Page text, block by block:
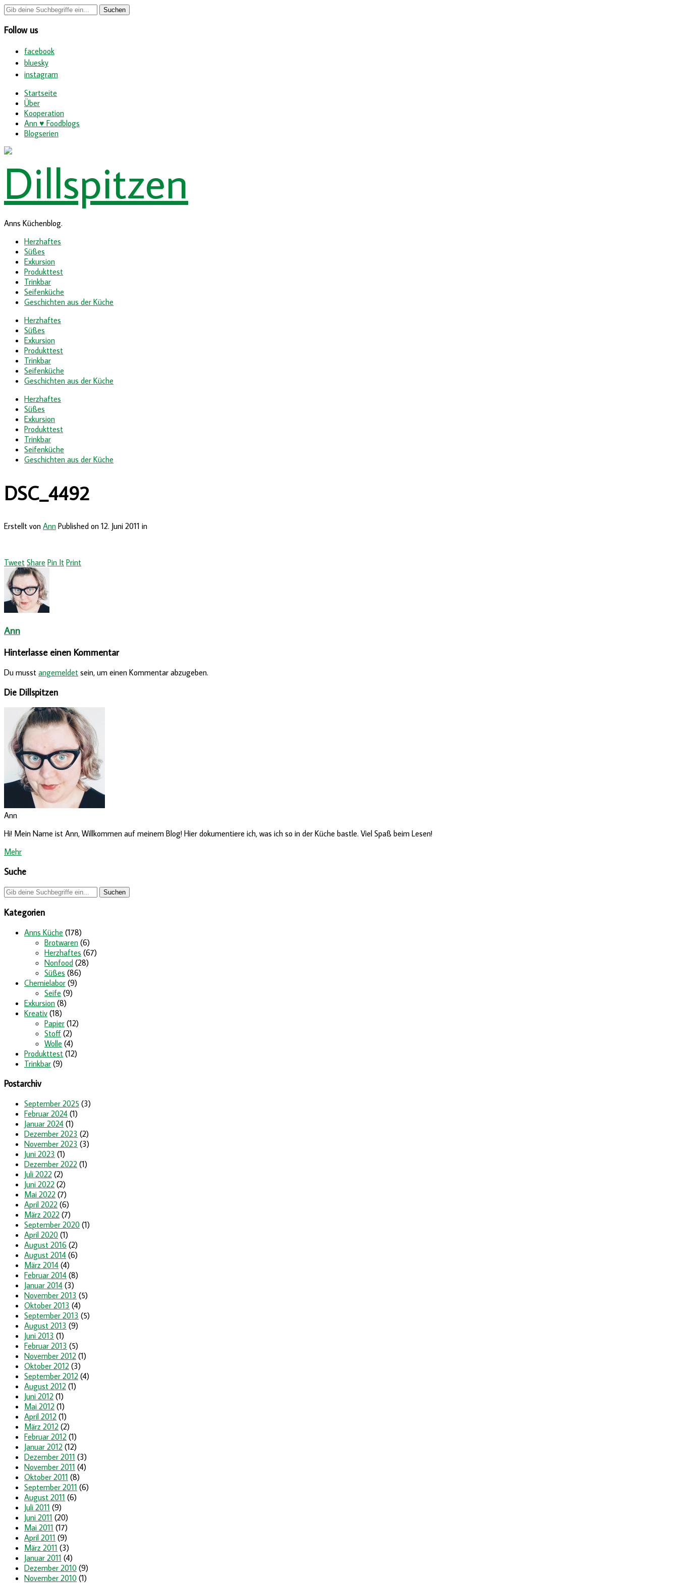
Follow us
facebook
bluesky
instagram
Startseite
Über
Kooperation
Ann ♥ Foodblogs
Blogserien
Anns Küchenblog.
Herzhaftes
Süßes
Exkursion
Produkttest
Trinkbar
Seifenküche
Geschichten aus der Küche
Herzhaftes
Süßes
Exkursion
Produkttest
Trinkbar
Seifenküche
Geschichten aus der Küche
Herzhaftes
Süßes
Exkursion
Produkttest
Trinkbar
Seifenküche
Geschichten aus der Küche
DSC_4492
Erstellt von Ann Published on 12. Juni 2011 in
Tweet Share Pin It Print
Ann
Hinterlasse einen Kommentar
Du musst angemeldet sein, um einen Kommentar abzugeben.
Die Dillspitzen
Ann
Hi! Mein Name ist Ann, Willkommen auf meinem Blog! Hier dokumentiere ich, was ich so in der Küche bastle. Viel Spaß beim Lesen!
Mehr
Suche
Kategorien
Anns Küche (178)
Brotwaren (6)
Herzhaftes (67)
Nonfood (28)
Süßes (86)
Chemielabor (9)
Seife (9)
Exkursion (8)
Kreativ (18)
Papier (12)
Stoff (2)
Wolle (4)
Produkttest (12)
Trinkbar (9)
Postarchiv
September 2025 (3)
Februar 2024 (1)
Januar 2024 (1)
Dezember 2023 (2)
November 2023 (3)
Juni 2023 (1)
Dezember 2022 (1)
Juli 2022 (2)
Juni 2022 (2)
Mai 2022 (7)
April 2022 (6)
März 2022 (7)
September 2020 (1)
April 2020 (1)
August 2016 (2)
August 2014 (6)
März 2014 (4)
Februar 2014 (8)
Januar 2014 (3)
November 2013 (5)
Oktober 2013 (4)
September 2013 (5)
August 2013 (9)
Juni 2013 (1)
Februar 2013 (5)
November 2012 (1)
Oktober 2012 (3)
September 2012 (4)
August 2012 (1)
Juni 2012 (1)
Mai 2012 (1)
April 2012 (1)
März 2012 (2)
Februar 2012 (1)
Januar 2012 (12)
Dezember 2011 (3)
November 2011 (4)
Oktober 2011 (8)
September 2011 (6)
August 2011 (6)
Juli 2011 (9)
Juni 2011 (20)
Mai 2011 (17)
April 2011 (9)
März 2011 (3)
Januar 2011 (4)
Dezember 2010 (9)
November 2010 (1)